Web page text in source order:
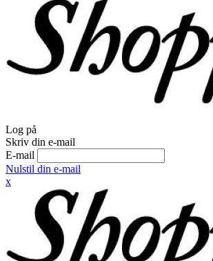
Log på
Skriv din e-mail
E-mail
Nulstil din e-mail
x